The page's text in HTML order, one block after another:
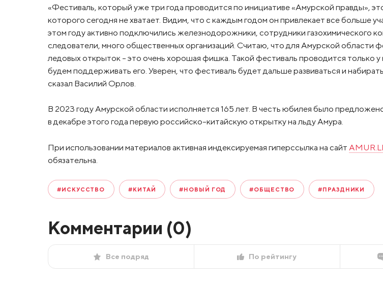
«Фестиваль, который уже три года проводится по инициативе «Амурской правды»,
которого сегодня не хватает. Видим, что с каждым годом он привлекает все больше
этом году активно подключились железнодорожники, сотрудники газохимического
следователи, много общественных организаций. Считаю, что для Амурской области
ледовых открыток – это очень хорошая фишка. Такой фестиваль проводится только
будем поддерживать его. Уверен, что фестиваль будет дальше развиваться и
сказал Василий Орлов.
В 2023 году Амурской области исполняется 165 лет. В честь юбилея было
в декабре этого года первую российско-китайскую открытку на льду Амура.
При использовании материалов активная индексируемая гиперссылка на сайт
обязательна.
#ИСКУССТВО #КИТАЙ #НОВЫЙ ГОД #ОБЩЕСТВО #ПРАЗДНИКИ
Комментарии (0)
Все подряд По рейтингу